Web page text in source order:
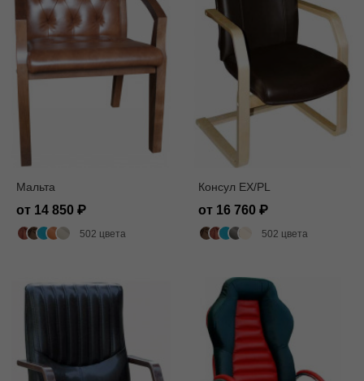
Мальта
от 14 850
502 цвета
Консул EX/PL
от 16 760
502 цвета